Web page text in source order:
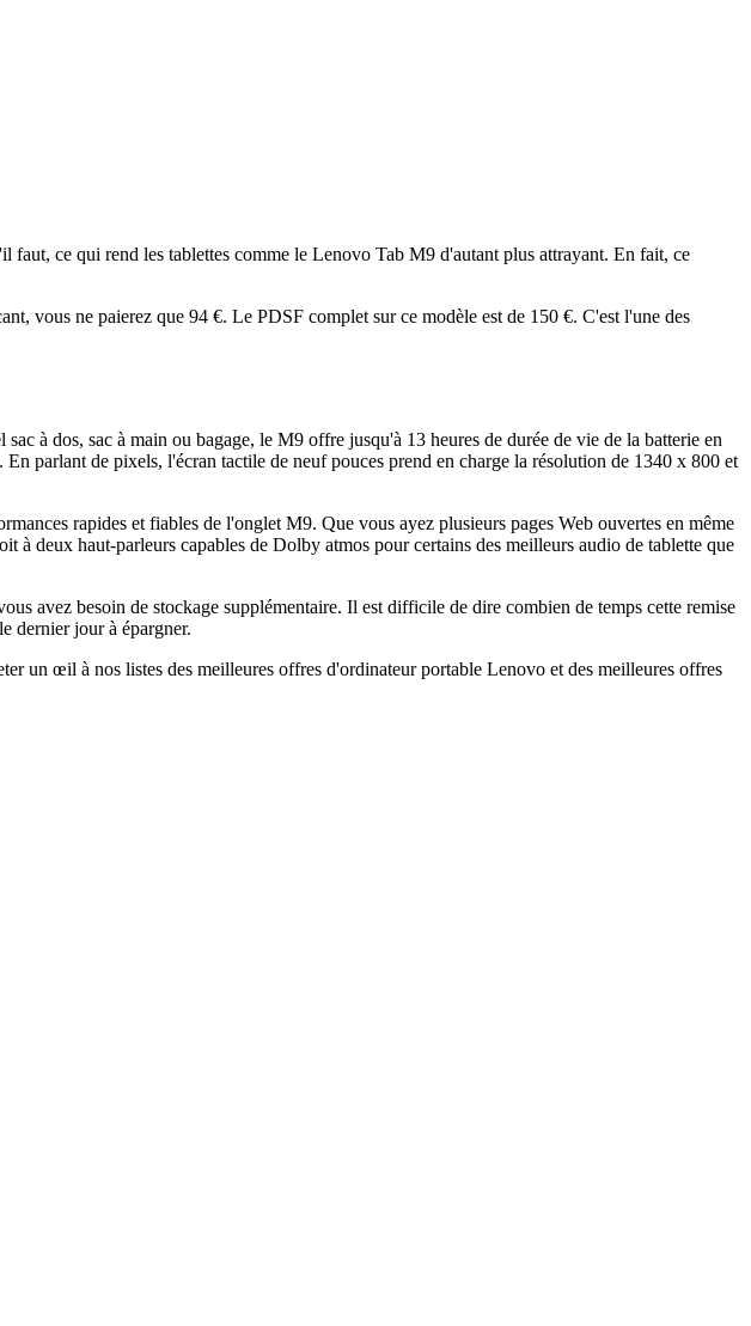
faut, ce qui rend les tablettes comme le Lenovo Tab M9 d'autant plus attrayant. En fait, ce
vous ne paierez que 94 €. Le PDSF complet sur ce modèle est de 150 €. C'est l'une des
à dos, sac à main ou bagage, le M9 offre jusqu'à 13 heures de durée de vie de la batterie en
parlant de pixels, l'écran tactile de neuf pouces prend en charge la résolution de 1340 x 800 et
rapides et fiables de l'onglet M9. Que vous ayez plusieurs pages Web ouvertes en même
deux haut-parleurs capables de Dolby atmos pour certains des meilleurs audio de tablette que
avez besoin de stockage supplémentaire. Il est difficile de dire combien de temps cette remise
dernier jour à épargner.
un œil à nos listes des meilleures offres d'ordinateur portable Lenovo et des meilleures offres